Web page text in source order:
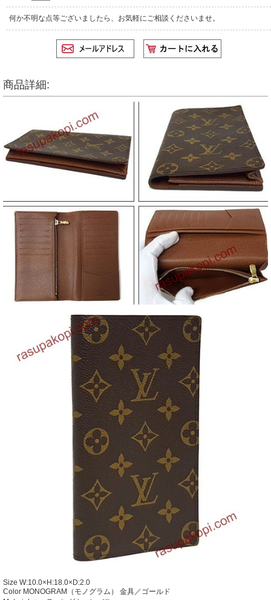
何か不明な点等ございましたら、お気軽にご相談くださいませ。
商品詳細:
Size W:10.0×H:18.0×D:2.0
Color MONOGRAM（モノグラム） 金具／ゴールド